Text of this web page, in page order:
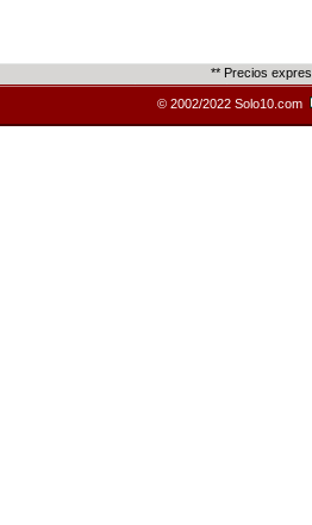
** Precios
© 2002/2022 Solo10.com